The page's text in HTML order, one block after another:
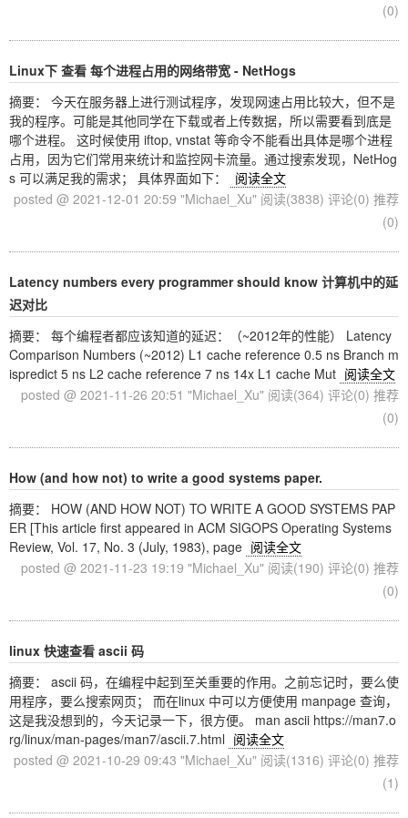
(0)
Linux下 查看 每个进程占用的网络带宽 - NetHogs
摘要： 今天在服务器上进行测试程序，发现网速占用比较大，但不是
我的程序。可能是其他同学在下载或者上传数据，所以需要看到底是
哪个进程。 这时候使用 iftop, vnstat 等命令不能看出具体是哪个进程
占用，因为它们常用来统计和监控网卡流量。通过搜索发现，NetHog
s 可以满足我的需求； 具体界面如下：
阅读全文
posted @ 2021-12-01 20:59 "Michael_Xu" 阅读(3838) 评论(0) 推荐
(0)
Latency numbers every programmer should know 计算机中的延
迟对比
摘要： 每个编程者都应该知道的延迟：（~2012年的性能） Latency
Comparison Numbers (~2012) L1 cache reference 0.5 ns Branch m
ispredict 5 ns L2 cache reference 7 ns 14x L1 cache Mut 阅读全文
posted @ 2021-11-26 20:51 "Michael_Xu" 阅读(364) 评论(0) 推荐
(0)
How (and how not) to write a good systems paper.
摘要： HOW (AND HOW NOT) TO WRITE A GOOD SYSTEMS PAP
ER [This article first appeared in ACM SIGOPS Operating Systems
Review, Vol. 17, No. 3 (July, 1983), page 阅读全文
posted @ 2021-11-23 19:19 "Michael_Xu" 阅读(190) 评论(0) 推荐
(0)
linux 快速查看 ascii 码
摘要： ascii 码，在编程中起到至关重要的作用。之前忘记时，要么使
用程序，要么搜索网页； 而在linux 中可以方便使用 manpage 查询，
这是我没想到的，今天记录一下，很方便。 man ascii https://man7.o
rg/linux/man-pages/man7/ascii.7.html 阅读全文
posted @ 2021-10-29 09:43 "Michael_Xu" 阅读(1316) 评论(0) 推荐
(1)